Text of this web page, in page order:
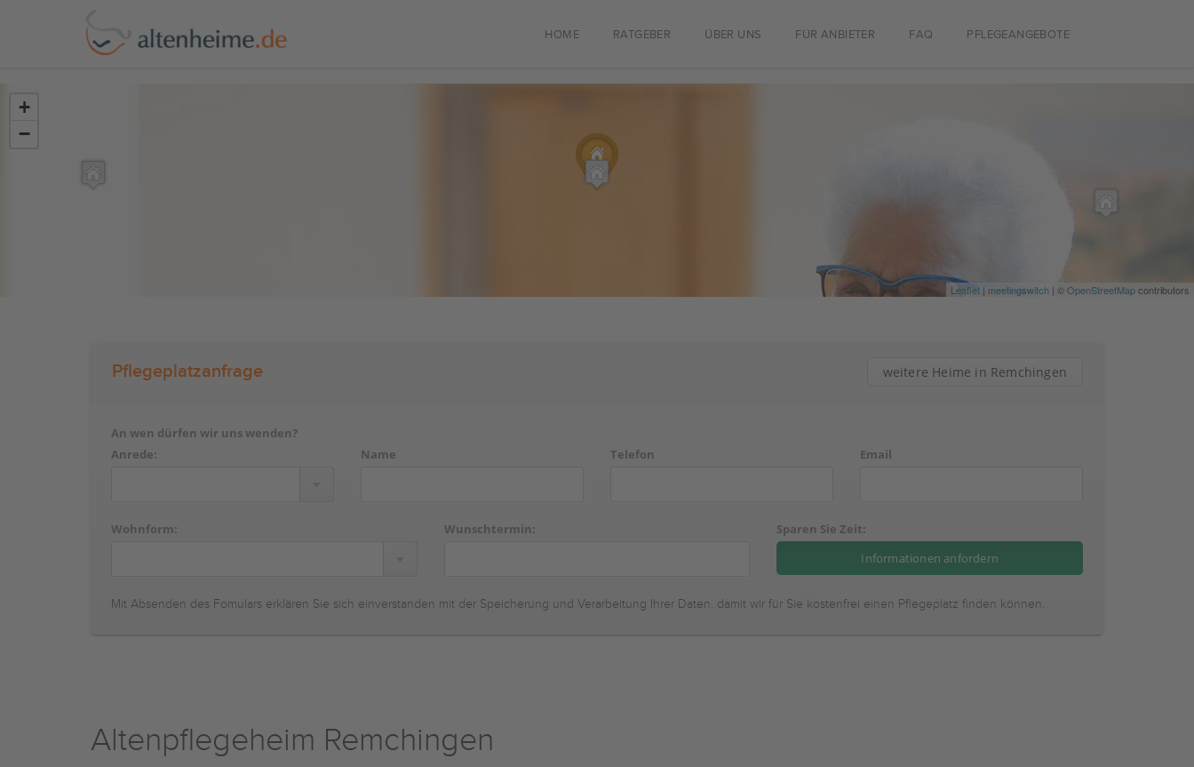
HOME RATGEBER ÜBER UNS FÜR ANBIETER FAQ PFLEGEANGEBOTE
+
−
Leaflet | meetingswitch | ©OpenStreetMapcontributors
Pflegeplatzanfrage weitere Heime in Remchingen
An wen dürfen wir uns wenden?
Anrede:
Name Telefon Email
Wohnform: Wunschtermin: Sparen Sie Zeit:
Mit Absenden des Fomulars erklären Sie sich einverstanden mit der Speicherung und Verarbeitung Ihrer Daten, damit wir für Sie kostenfrei einen Pflegeplatz finden können.
Altenpflegeheim Remchingen